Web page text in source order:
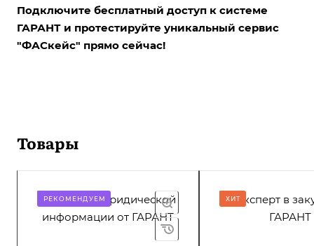
Подключите бесплатный доступ к системе
ГАРАНТ и протестируйте уникальный сервис
"ФАСкейс" прямо сейчас!
Товары
РЕКОМЕНДУЕМ ХИТ